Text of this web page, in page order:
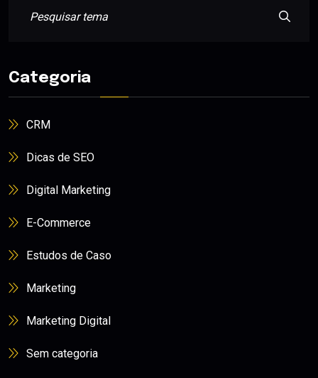
Categoria
CRM
Dicas de SEO
Digital Marketing
E-Commerce
Estudos de Caso
Marketing
Marketing Digital
Sem categoria